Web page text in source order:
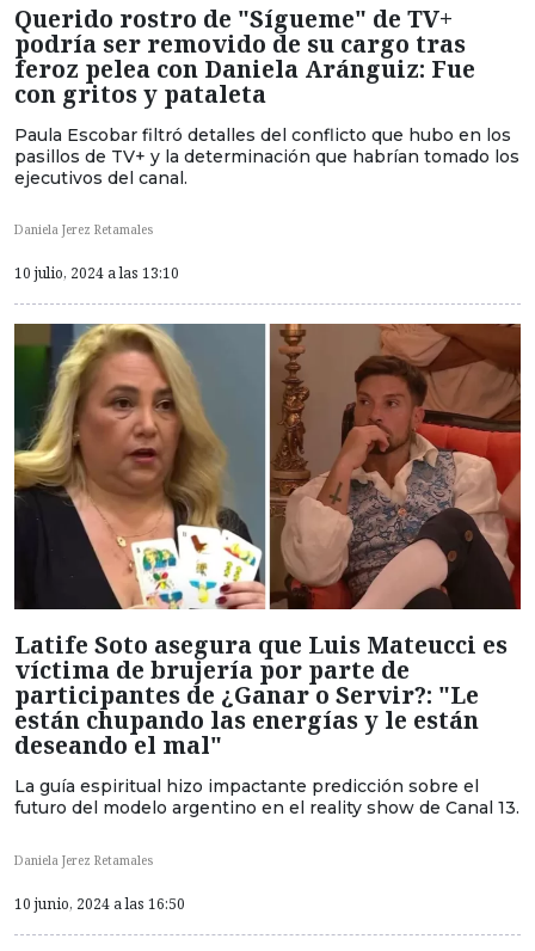
Querido rostro de "Sígueme" de TV+
podría ser removido de su cargo tras
feroz pelea con Daniela Aránguiz: Fue
con gritos y pataleta
Paula Escobar filtró detalles del conflicto que hubo en los
pasillos de TV+ y la determinación que habrían tomado los
ejecutivos del canal.
Daniela Jerez Retamales
10 julio, 2024 a las 13:10
Latife Soto asegura que Luis Mateucci es
víctima de brujería por parte de
participantes de ¿Ganar o Servir?: "Le
están chupando las energías y le están
deseando el mal"
La guía espiritual hizo impactante predicción sobre el
futuro del modelo argentino en el reality show de Canal 13.
Daniela Jerez Retamales
10 junio, 2024 a las 16:50